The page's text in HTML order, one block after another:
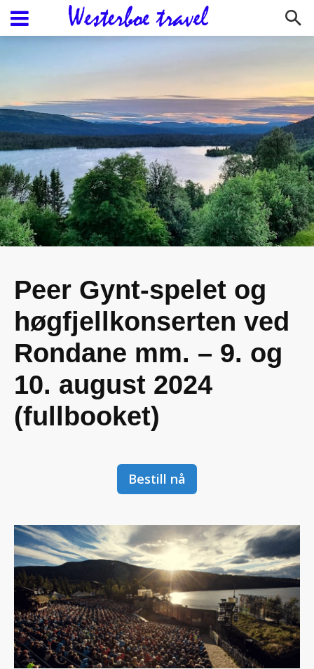
Peer Gynt-spelet og
høgfjellkonserten ved
Rondane mm. – 9. og
10. august 2024
(fullbooket)
Bestill nå